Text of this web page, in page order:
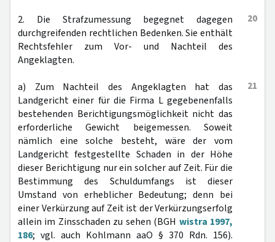
20
2. Die Strafzumessung begegnet dagegen
durchgreifenden rechtlichen Bedenken. Sie enthält
Rechtsfehler zum Vor- und Nachteil des
Angeklagten.
21
a) Zum Nachteil des Angeklagten hat das
Landgericht einer für die Firma L gegebenenfalls
bestehenden Berichtigungsmöglichkeit nicht das
erforderliche Gewicht beigemessen. Soweit
nämlich eine solche besteht, wäre der vom
Landgericht festgestellte Schaden in der Höhe
dieser Berichtigung nur ein solcher auf Zeit. Für die
Bestimmung des Schuldumfangs ist dieser
Umstand von erheblicher Bedeutung; denn bei
einer Verkürzung auf Zeit ist der Verkürzungserfolg
allein im Zinsschaden zu sehen (BGH wistra 1997,
186; vgl. auch Kohlmann aaO § 370 Rdn. 156).